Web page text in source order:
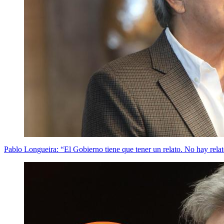
Pablo Longueira: “El Gobierno tiene que tener un relato. No hay